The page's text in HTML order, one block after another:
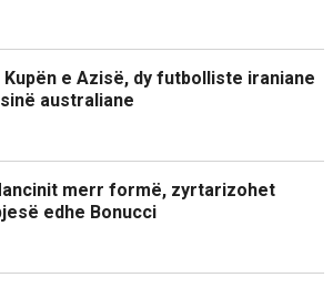
e Azisë, dy futbolliste iraniane
australiane
merr formë, zyrtarizohet
edhe Bonucci